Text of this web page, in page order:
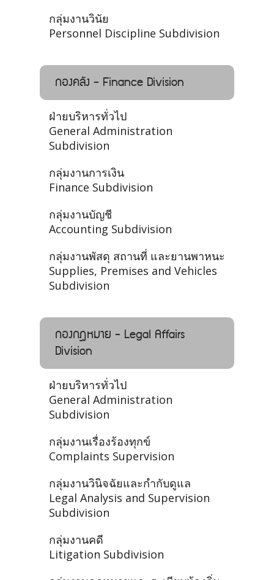
กลุ่มงานวินัย
Personnel Discipline Subdivision
กองคลัง - Finance Division
ฝ่ายบริหารทั่วไป
General Administration
Subdivision
กลุ่มงานการเงิน
Finance Subdivision
กลุ่มงานบัญชี
Accounting Subdivision
กลุ่มงานพัสดุ สถานที่ และยานพาหนะ
Supplies, Premises and Vehicles
Subdivision
กองกฎหมาย - Legal Affairs
Division
ฝ่ายบริหารทั่วไป
General Administration
Subdivision
กลุ่มงานเรื่องร้องทุกข์
Complaints Supervision
กลุ่มงานวินิจฉัยและกำกับดูแล
Legal Analysis and Supervision
Subdivision
กลุ่มงานคดี
Litigation Subdivision